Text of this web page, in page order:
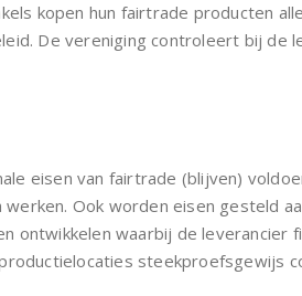
kopen hun fairtrade producten
De vereniging controleert bij de
eisen van fairtrade (blijven)
Ook worden eisen gesteld
ontwikkelen waarbij de leverancier
steekproefsgewijs